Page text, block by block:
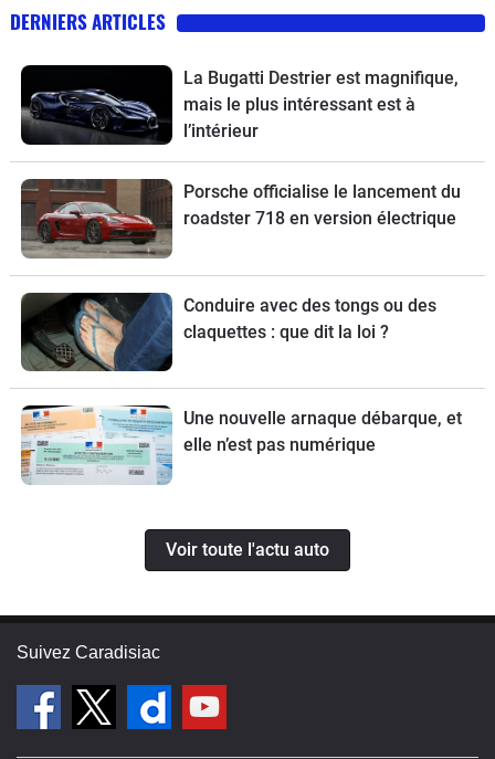
DERNIERS ARTICLES
La Bugatti Destrier est magnifique,
mais le plus intéressant est à
l’intérieur
Porsche officialise le lancement du
roadster 718 en version électrique
Conduire avec des tongs ou des
claquettes : que dit la loi ?
Une nouvelle arnaque débarque, et
elle n’est pas numérique
Voir toute l'actu auto
Suivez Caradisiac